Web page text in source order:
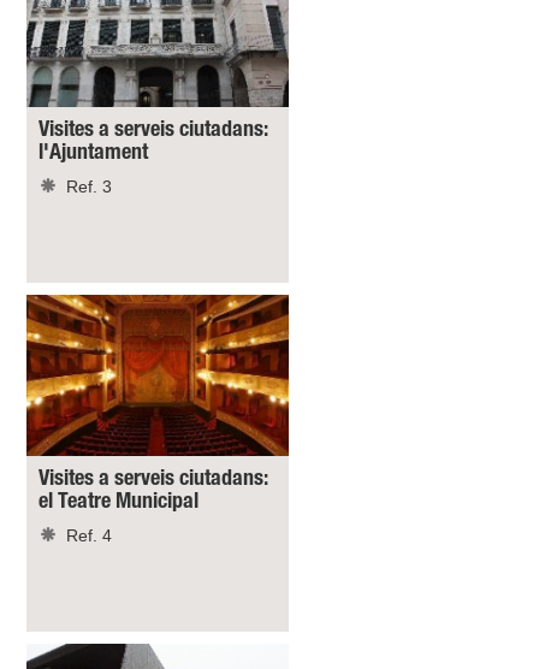
Visites a serveis ciutadans:
l'Ajuntament
Ref. 3
Visites a serveis ciutadans:
el Teatre Municipal
Ref. 4